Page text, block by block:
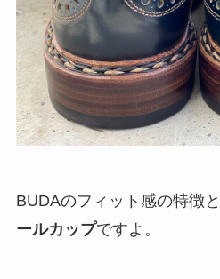
BUDAのフィット感の特徴
ールカップですよ。